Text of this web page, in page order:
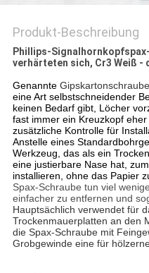
Produkt-Beschreibung
Phillips-
verhärteten sich, Cr3 Weiß -
Genannte
eine Art selbstschneidender
keinen Bedarf gibt, Löcher
fast immer ein Kreuzkopf
zusätzliche Kontrolle für
Anstelle eines
Werkzeug, das als ein
eine justierbare Nase hat,
installieren, ohne das Papier
Spax-Schraube tun viel
einfacher zu entfernen und
Hauptsächlich verwendet für
Trockenmauerplatten an den
die Spax-Schraube mit
Grobgewinde eine für